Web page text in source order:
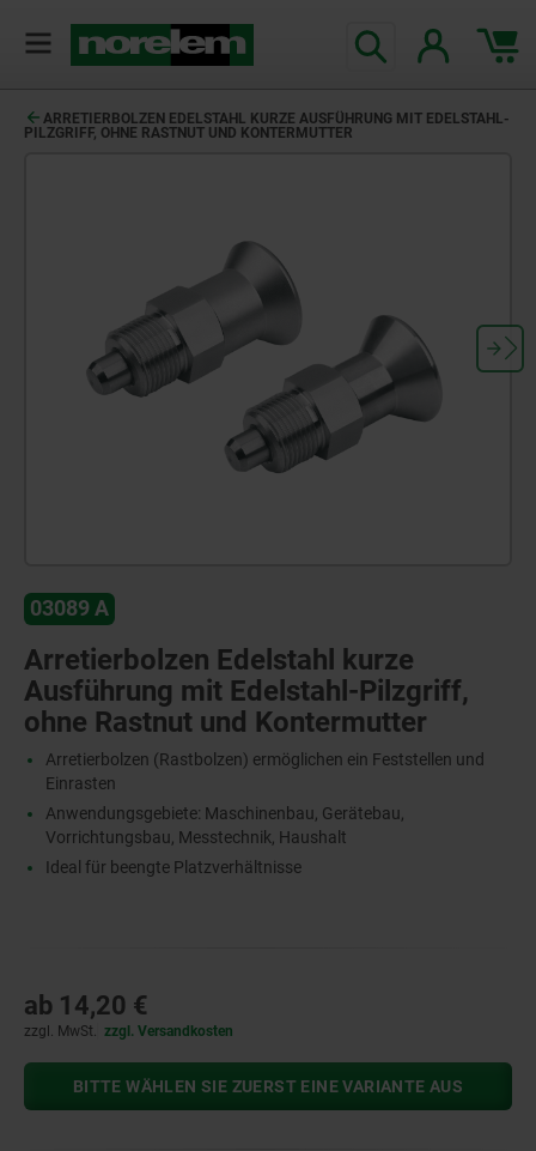
ARRETIERBOLZEN EDELSTAHL KURZE AUSFÜHRUNG MIT EDELSTAHL-
PILZGRIFF, OHNE RASTNUT UND KONTERMUTTER
03089 A
Arretierbolzen Edelstahl kurze
Ausführung mit Edelstahl-Pilzgriff,
ohne Rastnut und Kontermutter
Arretierbolzen (Rastbolzen) ermöglichen ein Feststellen und
Einrasten
Anwendungsgebiete: Maschinenbau, Gerätebau,
Vorrichtungsbau, Messtechnik, Haushalt
Ideal für beengte Platzverhältnisse
ab 14,20 €
zzgl. MwSt. zzgl. Versandkosten
BITTE WÄHLEN SIE ZUERST EINE VARIANTE AUS